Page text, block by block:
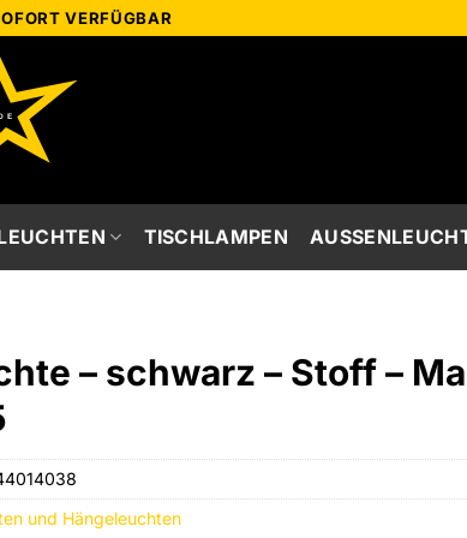
VERFÜGBAR
TISCHLAMPEN
– schwarz – Stoff –
und Hängeleuchten